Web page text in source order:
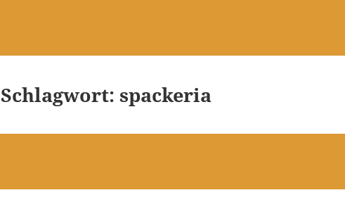
Schlagwort:spackeria